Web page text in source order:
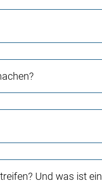
Und was ist